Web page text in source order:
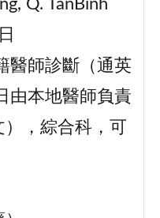
Q. TanBinh
醫師診斷（通英
由本地醫師負責
，綜合科，可